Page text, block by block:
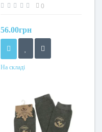
ШЛКг-1/46-48 0
56.00грн
На складі